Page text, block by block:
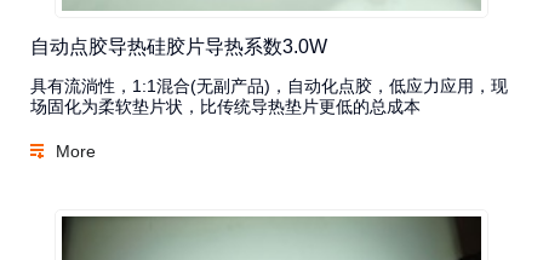
自动点胶导热硅胶片导热系数3.0W
具有流淌性，1:1混合(无副产品)，自动化点胶，低应力应用，现
场固化为柔软垫片状，比传统导热垫片更低的总成本
More